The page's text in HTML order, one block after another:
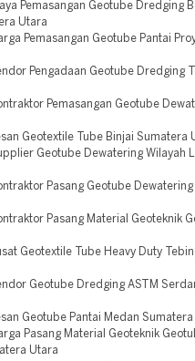
Pemasangan Geotube Dredging
Utara
Pemasangan Geotube Pantai
Pengadaan Geotube Dredging
Pemasangan Geotube
Geotextile Tube Binjai Sumatera
Geotube Dewatering Wilayah
Pasang Geotube
Pasang Material Geoteknik
Geotextile Tube Heavy Duty
Geotube Dredging ASTM
Geotube Pantai Medan
Pasang Material Geoteknik
Utara